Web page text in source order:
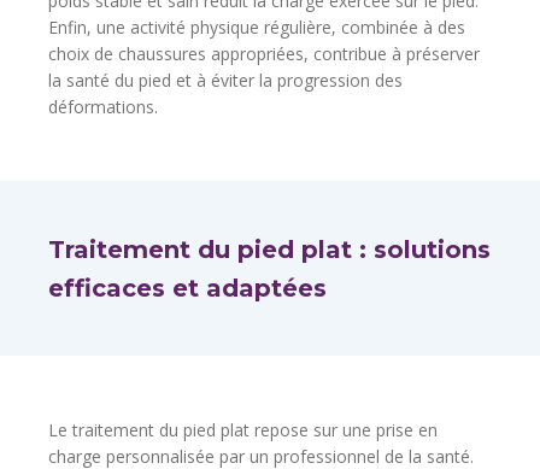
Enfin, une activité physique régulière, combinée à des
choix de chaussures appropriées, contribue à préserver
la santé du pied et à éviter la progression des
déformations.
Traitement du pied plat : solutions
efficaces et adaptées
Le traitement du pied plat repose sur une prise en
charge personnalisée par un professionnel de la santé.